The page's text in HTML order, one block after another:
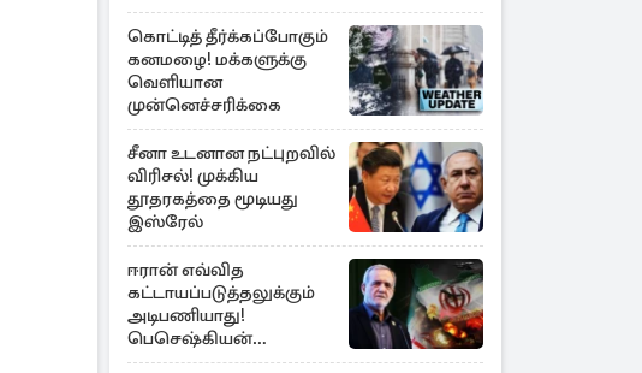
கொட்டித் தீர்க்கப்போகும்
கனமழை! மக்களுக்கு
வெளியான
முன்னெச்சரிக்கை
சீனா உடனான நட்புறவில்
விரிசல்! முக்கிய
தூதரகத்தை மூடியது
இஸ்ரேல்
ஈரான் எவ்வித
கட்டாயப்படுத்தலுக்கும்
அடிபணியாது!
பெசெஷ்கியன்
அறிவிப்பு